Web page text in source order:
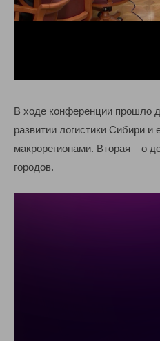
В ходе конференции прошло
развитии логистики Сибири и
макрорегионами. Вторая – о
городов.